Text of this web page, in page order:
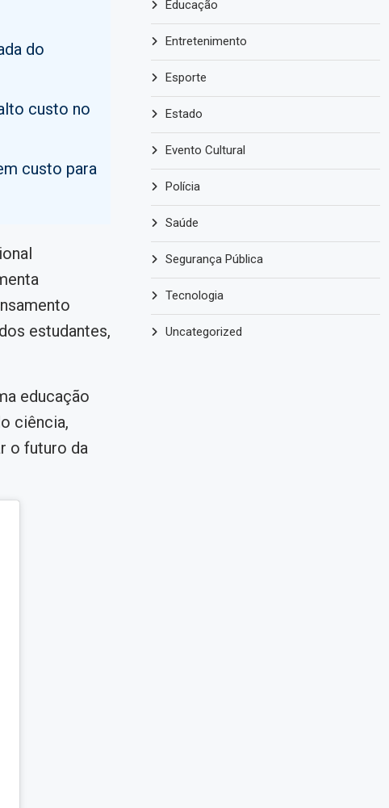
do
custo no
custo para
estudantes,
educação
ciência,
o futuro da
Educação
Entretenimento
Esporte
Estado
Evento Cultural
Polícia
Saúde
Segurança Pública
Tecnologia
Uncategorized